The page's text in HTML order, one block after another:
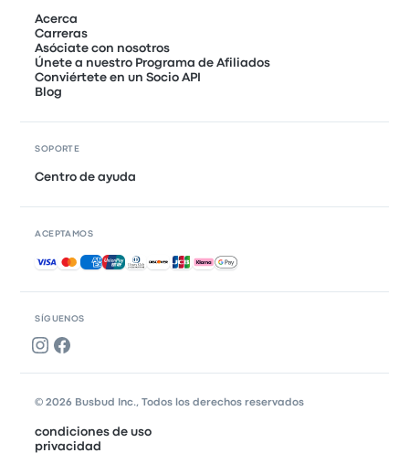
SÍGUENOS
Acerca
Carreras
Asóciate con nosotros
Únete a nuestro Programa de Afiliados
Conviértete en un Socio API
Blog
SOPORTE
Centro de ayuda
ACEPTAMOS
Pagos aceptados
© 2026 Busbud Inc., Todos los derechos reservados
condiciones de uso
privacidad